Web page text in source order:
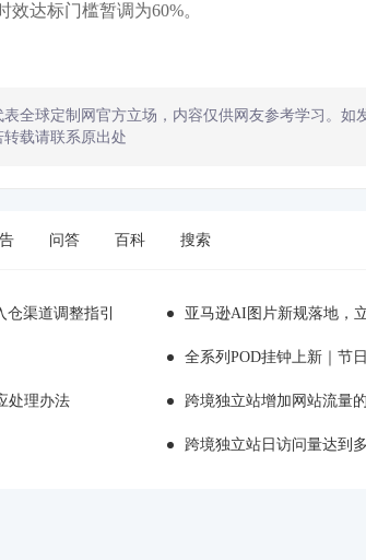
效达标门槛暂调为60%。
表全球定制网官方立场，内容仅供网友参考学习。如
载请联系原出处
问答 百科 搜索
渠道调整指引 亚马逊AI图片新规落地，
全系列POD挂钟上新｜节日礼品赛
处理办法 跨境独立站增加网站流量
跨境独立站日访问量达到